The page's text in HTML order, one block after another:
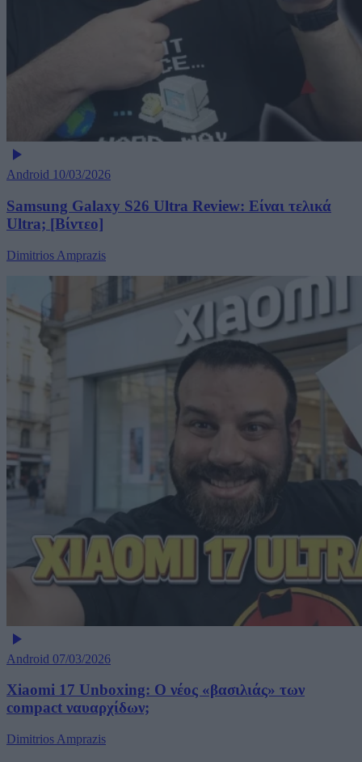
Android 10/03/2026
Samsung Galaxy S26 Ultra Review: Είναι τελικά
Ultra; [Βίντεο]
Dimitrios Amprazis
Android 07/03/2026
Xiaomi 17 Unboxing: Ο νέος «βασιλιάς» των
compact ναυαρχίδων;
Dimitrios Amprazis